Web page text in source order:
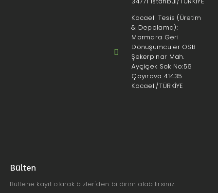
Kocaeli Tesis (Üretim
& Depolama):
Marmara Geri
Dönüşümcüler OSB
Şekerpınar Mah.
Ayçiçek Sok No:56
Çayırova 41435
Kocaeli/TÜRKİYE
Bülten
Bültene kayıt olarak bizler'den bildirim alabilirsiniz.